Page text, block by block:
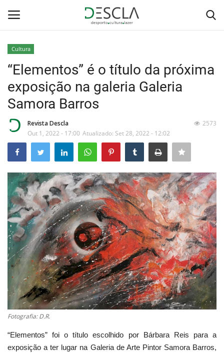
Home
Desporto
Sobre Nós
Educação
Estatuto Editorial
Saúde
Ficha técnica
Cultura
Lazer
Cultura
“Elementos” é o título da próxima
exposição na galeria Galeria
Samora Barros
Revista Descla
Out 1, 2022 - 17:00 Atualizado: Set 28, 2022 - 12:02
2573
Fotografia: D.R.
“Elementos” foi o título escolhido por Bárbara Reis para a
exposição a ter lugar na Galeria de Arte Pintor Samora Barros,